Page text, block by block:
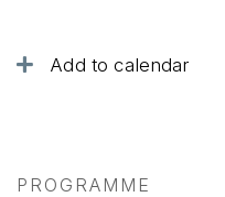
Add to calendar
PROGRAMME